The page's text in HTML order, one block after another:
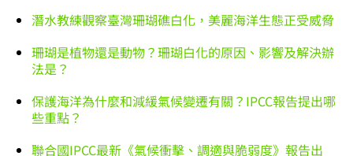
潛水教練觀察臺灣珊瑚礁白化，美麗海洋生態正受威脅
珊瑚是植物還是動物？珊瑚白化的原因、影響及解決辦
法是？
保護海洋為什麼和減緩氣候變遷有關？IPCC報告提出哪
些重點？
聯合國IPCC最新《氣候衝擊、調適與脆弱度》報告出